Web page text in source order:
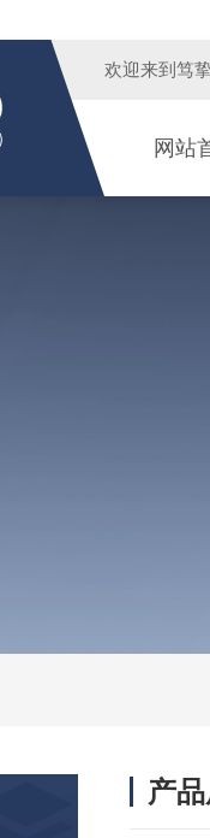
欢迎来到 笃
网站
产